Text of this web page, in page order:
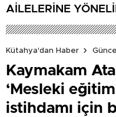
AİLELERİNE
DEĞERLİ’
Kütahya'dan Haber
Güncel
Kaymakam
‘Mesleki
istihdamı için